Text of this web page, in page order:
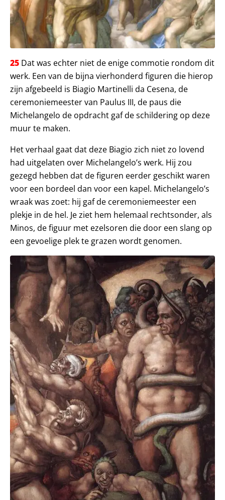
25 Dat was echter niet de enige commotie rondom dit
werk. Een van de bijna vierhonderd figuren die hierop
zijn afgebeeld is Biagio Martinelli da Cesena, de
ceremoniemeester van Paulus III, de paus die
Michelangelo de opdracht gaf de schildering op deze
muur te maken.
Het verhaal gaat dat deze Biagio zich niet zo lovend
had uitgelaten over Michelangelo’s werk. Hij zou
gezegd hebben dat de figuren eerder geschikt waren
voor een bordeel dan voor een kapel. Michelangelo’s
wraak was zoet: hij gaf de ceremoniemeester een
plekje in de hel. Je ziet hem helemaal rechtsonder, als
Minos, de figuur met ezelsoren die door een slang op
een gevoelige plek te grazen wordt genomen.